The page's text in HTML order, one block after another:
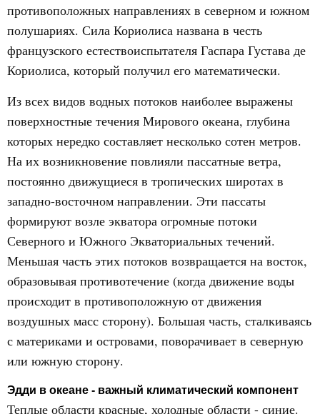
противоположных направлениях в северном и южном
полушариях. Сила Кориолиса названа в честь
французского естествоиспытателя Гаспара Густава де
Кориолиса, который получил его математически.
Из всех видов водных потоков наиболее выражены
поверхностные течения Мирового океана, глубина
которых нередко составляет несколько сотен метров.
На их возникновение повлияли пассатные ветра,
постоянно движущиеся в тропических широтах в
западно-восточном направлении. Эти пассаты
формируют возле экватора огромные потоки
Северного и Южного Экваториальных течений.
Меньшая часть этих потоков возвращается на восток,
образовывая противотечение (когда движение воды
происходит в противоположную от движения
воздушных масс сторону). Большая часть, сталкиваясь
с материками и островами, поворачивает в северную
или южную сторону.
Эдди в океане - важный климатический компонент
Теплые области красные, холодные области - синие.